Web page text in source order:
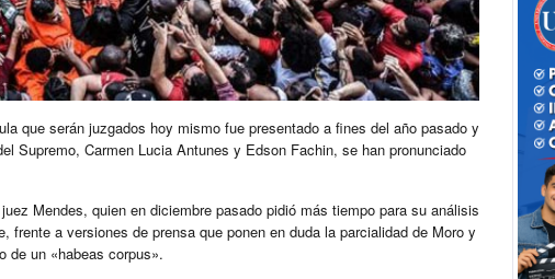
que serán juzgados hoy mismo fue presentado a fines del año pasado y
Supremo, Carmen Lucia Antunes y Edson Fachin, se han pronunciado
Mendes, quien en diciembre pasado pidió más tiempo para su análisis
frente a versiones de prensa que ponen en duda la parcialidad de Moro y
de un «habeas corpus».